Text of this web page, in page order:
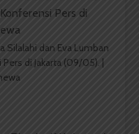
Silalahi dan Eva Lumban
di Jakarta (09/05). |